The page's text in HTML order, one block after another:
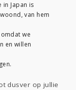
Japan is
van hem
we
en willen
dusver op jullie